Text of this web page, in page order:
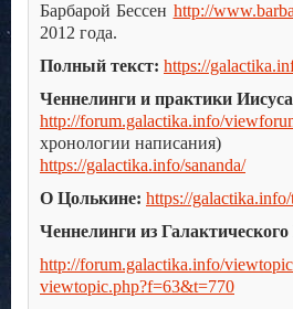
Барбарой Бессен http://
2012 года.
Полный текст: https://
Ченнелинги и практики
http://forum.galactika.info/
хронологии написания)
https://galactika.info/sananda/
О Цолькине: https://
Ченнелинги из
http://forum.galactika.info/
viewtopic.php?f=63&t=770